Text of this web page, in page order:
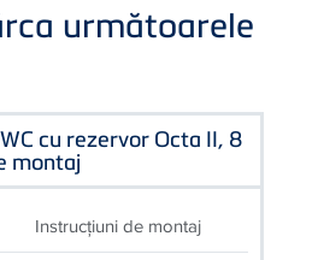
următoarele
cu rezervor Octa II, 8
montaj
Instrucţiuni de montaj